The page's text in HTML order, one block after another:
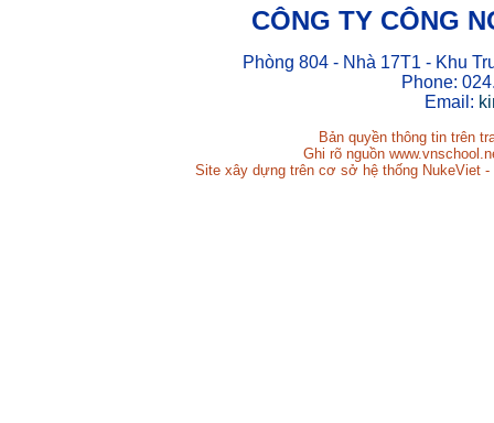
CÔNG TY CÔNG
Phòng 804 - Nhà 17T1 - Khu
Phone:
Email:
Bản quyền thông tin trên
Ghi rõ nguồn
Site xây dựng trên cơ sở hệ thống NukeViet